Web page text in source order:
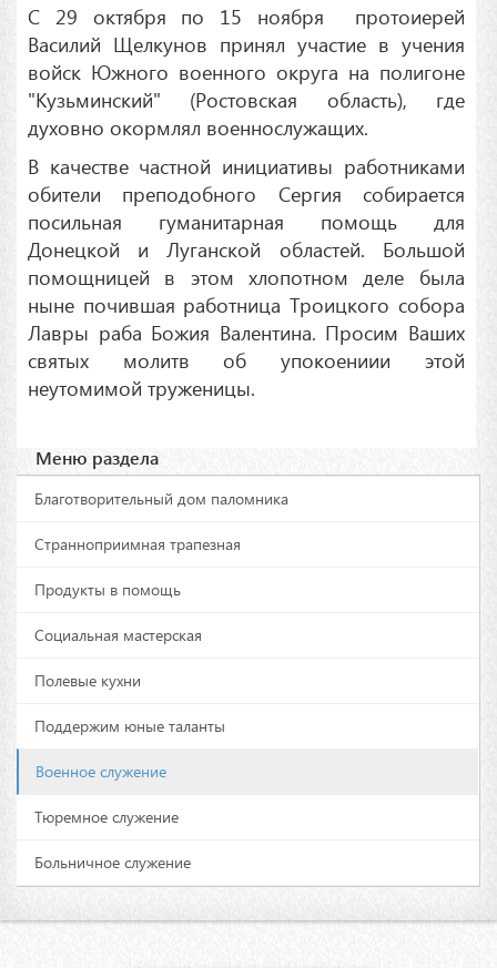
С 29 октября по 15 ноября протоиерей
Василий Щелкунов принял участие в учения
войск Южного военного округа на полигоне
"Кузьминский" (Ростовская область), где
духовно окормлял военнослужащих.
В качестве частной инициативы работниками
обители преподобного Сергия собирается
посильная гуманитарная помощь для
Донецкой и Луганской областей. Большой
помощницей в этом хлопотном деле была
ныне почившая работница Троицкого собора
Лавры раба Божия Валентина. Просим Ваших
святых молитв об упокоениии этой
неутомимой труженицы.
Меню раздела
Благотворительный дом паломника
Странноприимная трапезная
Продукты в помощь
Социальная мастерская
Полевые кухни
Поддержим юные таланты
Военное служение
Тюремное служение
Больничное служение